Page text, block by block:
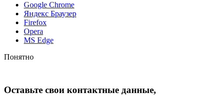
Google Chrome
Яндекс Браузер
Firefox
Opera
MS Edge
Понятно
Оставьте свои контактные данные,